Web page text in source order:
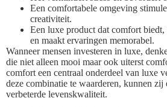
Een comfortabele omgeving
creativiteit.
Een luxe product dat comfort
en maakt ervaringen memorabel.
Wanneer mensen investeren in luxe,
die niet alleen mooi maar ook uiterst
comfort een centraal onderdeel van luxe
deze combinatie te waarderen, kunnen zij
verbeterde levenskwaliteit.